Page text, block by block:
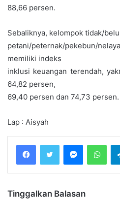
88,66 persen.
Sebaliknya, kelompok tidak/
petani/peternak/pekebun/
memiliki indeks
inklusi keuangan terendah,
64,82 persen,
69,40 persen dan 74,73 persen.
Lap : Aisyah
Messenger
Tinggalkan Balasan